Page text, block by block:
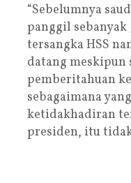
“Sebelumnya
panggil sebanyak
tersangka HSS
datang meskipun
pemberitahuan
sebagaimana
ketidakhadiran
presiden, itu